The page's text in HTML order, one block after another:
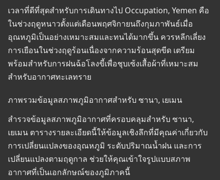
เวลาที่ดีที่สุดสำหรับการเดินทางไป Occupation, Yemen คือ
ในช่วงฤดูหนาวตั้งแต่เดือนพฤศจิกายนถึงกุมภาพันธ์เมื่อ
อุณหภูมิเป็นอย่างเหมาะสมและทนได้มากขึ้น ควรหลีกเลี่ยง
การเยือนในช่วงฤดูร้อนเนื่องจากความร้อนสุดขีด เตรียม
พร้อมสำหรับการฝนฉ้อโลงขี้เพื่อชุบเซ้งเสื้อผ้าที่เหมาะสม
สำหรับอากาศทะเลทราย
ภาพรวมข้อมูลสภาพภูมิอากาศสำหรับ ซานา, เยเมน
สำรวจข้อมูลสภาพภูมิอากาศที่ครอบคลุมสำหรับ ซานา,
เยเมน ตารางรายละเอียดนี้ให้ข้อมูลเชิงลึกที่มีคุณค่าเกี่ยวกับ
การเปลี่ยนแปลงของอุณหภูมิ ระดับปริมาณน้ำฝน และการ
เปลี่ยนแปลงตามฤดูกาล ช่วยให้คุณเข้าใจรูปแบบสภาพ
อากาศที่เป็นเอกลักษณ์ของภูมิภาคนี้